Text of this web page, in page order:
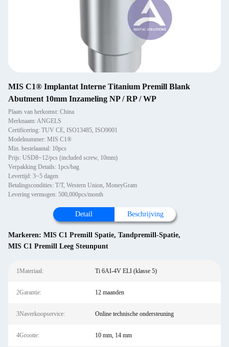
MIS C1® Implantat Interne Titanium Premill Blank
Abutment 10mm Inzameling NP / RP / WP
Plaats van herkomst: China
Merknaam: ANGELS
Certificering: TUV CE, ISO13485, ISO9001
Modelnummer: MIS C1®
Min. bestelaantal: 10pcs
Prijs: USD8~12/pcs (included screw, 10mm)
Verpakking Details: 1pcs/bag
Levertijd: 3~5 dagen
Betalingscondities: T/T, Western Union, MoneyGram
Levering vermogen: 500,000pcs/month
Detail Beschrijving
Markeren: MIS C1 Premill Spatie, Tandpremill-Spatie,
MIS C1 Premill Leeg Steunpunt
1Materiaal: Ti 6AI-4V ELI (klasse 5)
2Garantie: 12 maanden
3Naverkoopservice: Online technische ondersteuning
4Grootte: 10 mm, 14 mm